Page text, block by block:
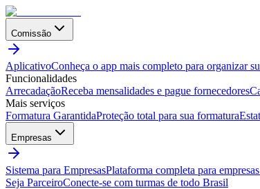
Comissão
AplicativoConheça o app mais completo para organizar
Funcionalidades
ArrecadaçãoReceba mensalidades e pague fornecedores
Mais serviços
Formatura GarantidaProteção total para sua formatura
Empresas
Sistema para EmpresasPlataforma completa para
Seja ParceiroConecte-se com turmas de todo Brasil